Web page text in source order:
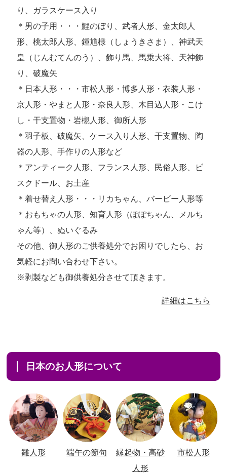
り、ガラスケース入り
＊男の子用・・・鯉のぼり、武者人形、金太郎人
形、桃太郎人形、鍾馗様（しょうきさま）、神武天
皇（じんむてんのう）、飾り馬、馬乗大将、天神飾
り、破魔矢
＊日本人形・・・市松人形・博多人形・衣装人形・
京人形・やまと人形・奈良人形、木目込人形・こけ
し・干支置物・岩槻人形、御所人形
＊羽子板、破魔矢、ケース入り人形、干支置物、陶
器の人形、手作りの人形など
＊アンティーク人形、フランス人形、民俗人形、ビ
スクドール、お土産
＊着せ替え人形・・・リカちゃん、バービー人形等
＊おもちゃの人形、知育人形（ぽぽちゃん、メルち
ゃん等）、ぬいぐるみ
その他、御人形のご供養処分でお困りでしたら、お
気軽にお問い合わせ下さい。
※剥製なども御供養処分させて頂きます。
詳細はこちら
日本のお人形について
雛人形 端午の節句
縁起物・高砂
人形
市松人形